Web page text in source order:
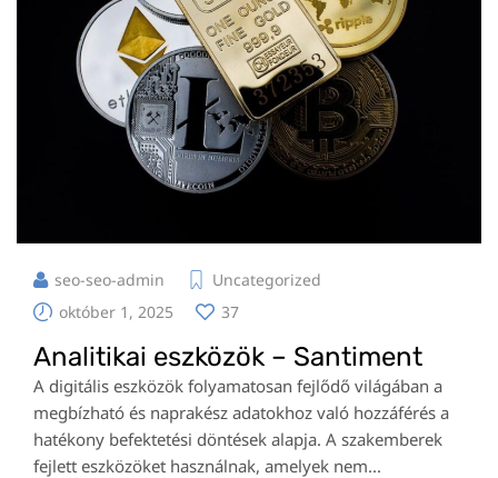
seo-seo-admin
Uncategorized
október 1, 2025
37
Analitikai eszközök – Santiment
A digitális eszközök folyamatosan fejlődő világában a
megbízható és naprakész adatokhoz való hozzáférés a
hatékony befektetési döntések alapja. A szakemberek
fejlett eszközöket használnak, amelyek nem...